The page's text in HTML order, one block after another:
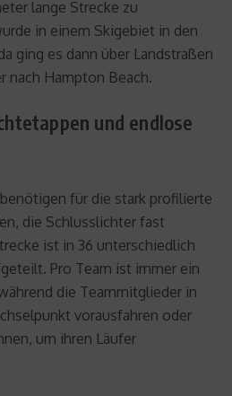
lange Strecke zu
in einem Skigebiet in den
ging es dann über Landstraßen
nach Hampton Beach.
und endlose
für die stark profilierte
die Schlusslichter fast
ist in 36 unterschiedlich
Pro Team ist immer ein
die Teammitglieder in
vorausfahren oder
um ihren Läufer